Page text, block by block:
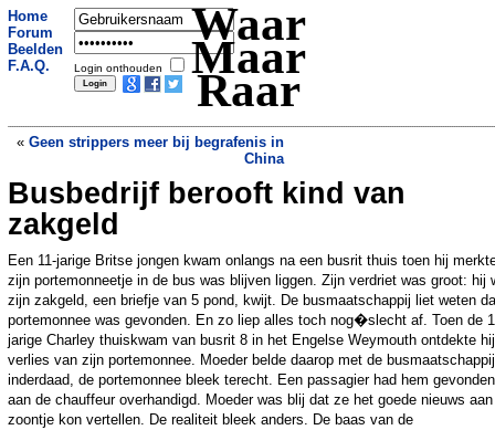
Home
Forum
Beelden
F.A.Q.
Login onthouden
Waar
Maar
Raar
« Geen strippers meer bij begrafenis in
China
Jumbojet 007 blijkt doodskist
Busbedrijf berooft kind van
zakgeld
Een 11-jarige Britse jongen kwam onlangs na een busrit thuis toen hij
zijn portemonneetje in de bus was blijven liggen. Zijn verdriet was groot: hij
zijn zakgeld, een briefje van 5 pond, kwijt. De busmaatschappij liet weten
portemonnee was gevonden. En zo liep alles toch nog�slecht af. Toen de
jarige Charley thuiskwam van busrit 8 in het Engelse Weymouth ontdekte
verlies van zijn portemonnee. Moeder belde daarop met de
inderdaad, de portemonnee bleek terecht. Een passagier had hem
aan de chauffeur overhandigd. Moeder was blij dat ze het goede nieuws
zoontje kon vertellen. De realiteit bleek anders. De baas van de